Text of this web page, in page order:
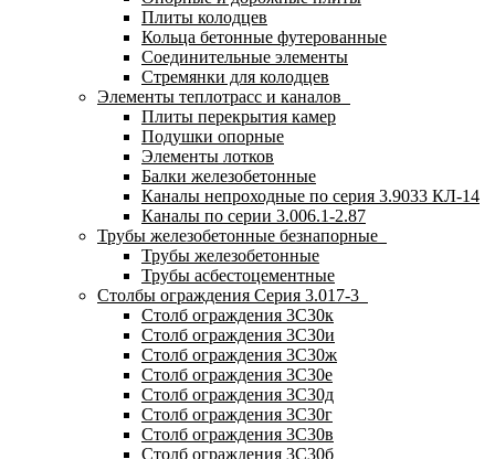
Плиты колодцев
Кольца бетонные футерованные
Соединительные элементы
Стремянки для колодцев
Элементы теплотрасс и каналов
Плиты перекрытия камер
Подушки опорные
Элементы лотков
Балки железобетонные
Каналы непроходные по серия 3.9033 КЛ-14
Каналы по серии 3.006.1-2.87
Трубы железобетонные безнапорные
Трубы железобетонные
Трубы асбестоцементные
Столбы ограждения Серия 3.017-3
Столб ограждения 3С30к
Столб ограждения 3С30и
Столб ограждения 3С30ж
Столб ограждения 3С30е
Столб ограждения 3С30д
Столб ограждения 3С30г
Столб ограждения 3С30в
Столб ограждения 3С30б